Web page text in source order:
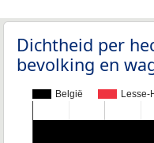
Dichtheid per
bevolking en
België Lesse-